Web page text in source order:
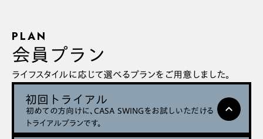
PLAN
会員プラン
ライフスタイルに応じて選べるプランをご用意しました。
初回トライアル
初めての方向けに、CASA SWINＧをお試しいただける
トライアルプランです。
expand_less